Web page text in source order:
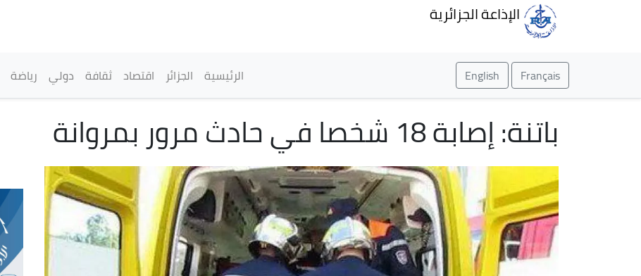
الإذاعة الجزائرية
Français
English القائمة الرئيسية
الرئيسية الجزائر اقتصاد ثقافة دولي رياضة
باتنة: إصابة 18 شخصا في حادث مرور بمروانة